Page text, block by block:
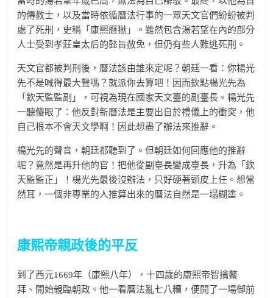
的傳教士，以及當時依循曆法行事的一眾天文官們紛紛被判
處了死刑，史稱「康熙曆獄」。雖然包含湯若望在內的部分
人士受到孝莊皇太后的懿旨赦免，但仍有些人難逃死刑。
天文官都被判刑後，曆法該由誰來定呢？朝廷一看：你楊光
先不是喊得最大聲嗎？就派你去算吧！因而欽點楊光先為
「欽天監監副」，可視為現在國家天文臺的副臺長。楊光先
一聽傻眼了：他反對新曆法是主要出自於禮儀上的衝突，他
自己根本不會天文學啊！因此想盡了辦法來推辭。
楊光先的聲音，朝廷都聽到了。但朝廷如何回應他的推辭
呢？竟然是再升他的官！把他從副臺長變成臺長，升為「欽
天監監正」！楊光先最後沒辦法，只好硬著頭皮上任。想當
然耳，一個非專業的人推算出來的曆法自然是一塌糊塗。
康熙帝親政後的平反
到了西元1669年（康熙八年），十四歲的康熙帝智擒鰲
拜、開始親臨朝政。他一看曆法亂七八糟，便開了一場御前